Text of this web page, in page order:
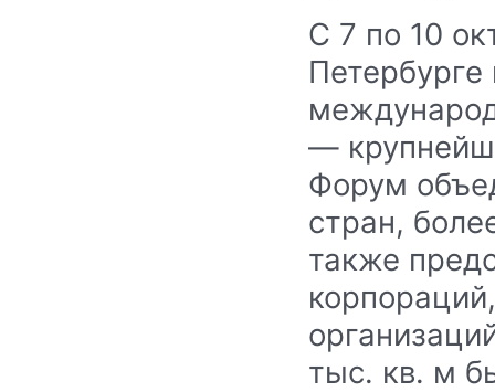
С 7 по 10
—
Форум
стран,
также
тыс. кв. м